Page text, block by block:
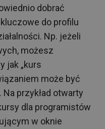
dobrać
do profilu
Np. jeżeli
możesz
jak „kurs
może być
przykład otwarty
dla programistów
w oknie